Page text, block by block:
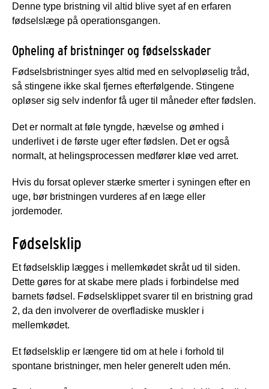
Denne type bristning vil altid blive syet af en erfaren
fødselslæge på operationsgangen.
Opheling af bristninger og fødselsskader
Fødselsbristninger syes altid med en selvopløselig tråd,
så stingene ikke skal fjernes efterfølgende. Stingene
opløser sig selv indenfor få uger til måneder efter fødslen.
Det er normalt at føle tyngde, hævelse og ømhed i
underlivet i de første uger efter fødslen. Det er også
normalt, at helingsprocessen medfører kløe ved arret.
Hvis du forsat oplever stærke smerter i syningen efter en
uge, bør bristningen vurderes af en læge eller
jordemoder.
Fødselsklip
Et fødselsklip lægges i mellemkødet skråt ud til siden.
Dette gøres for at skabe mere plads i forbindelse med
barnets fødsel. Fødselsklippet svarer til en bristning grad
2, da den involverer de overfladiske muskler i
mellemkødet.
Et fødselsklip er længere tid om at hele i forhold til
spontane bristninger, men heler generelt uden mén.